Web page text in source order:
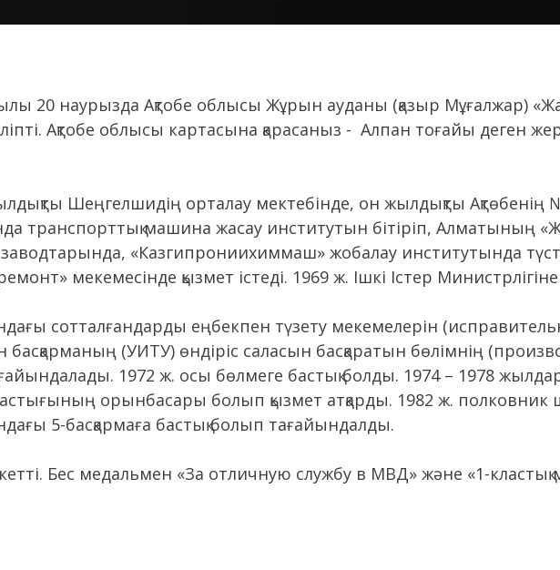
20 наурызда Ақтобе облысы Жұрын ауданы (қазыр Мұғалжар)
Ақтобе облысы картасына қарасаныз - Алпан тоғайы деген жер
Шеңгелшидің орталау мектебінде, он жылдықты Ақтөбенің
транспорттық машина жасау институтын бітіріп, Алматының
«Казгипрониихиммаш» жобалау институтында
мекемесінде қызмет істеді. 1969 ж. Ішкі Істер
сотталғандарды еңбекпен түзету мекемелерін
басқарманың (УИТУ) өндіріс саласын басқаратын бөлімнің
1972 ж. осы бөлмеге бастық болды. 1974 – 1978
орынбасары болып қызмет атқарды. 1982 ж. полковник
5-басқармаға бастық болып тағайындалды.
Бес медальмен «За отличную службу в МВД» және «1-кластық